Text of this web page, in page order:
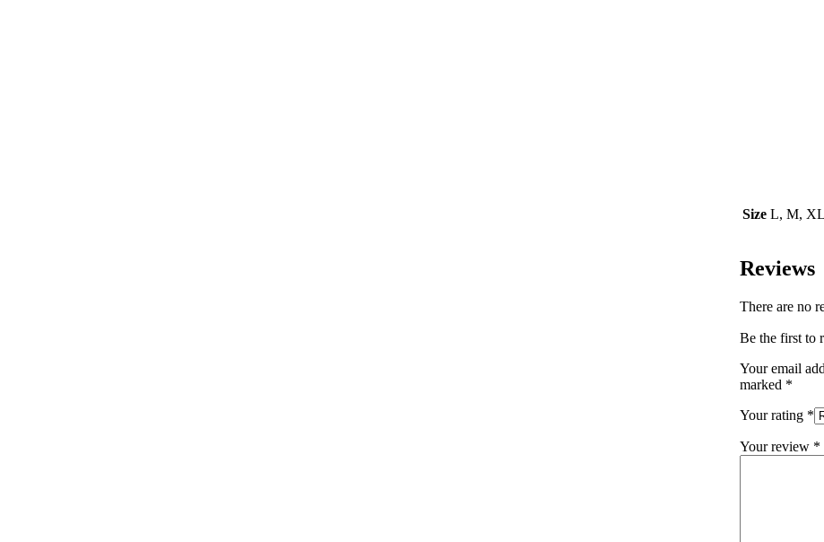
Size L, M,
Reviews
There are no
Your email
marked *
Your rating *
Your review *